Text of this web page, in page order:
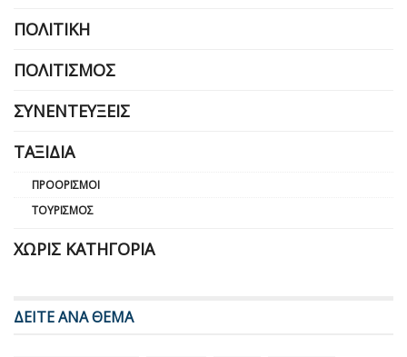
ΠΟΛΙΤΙΚΉ
ΠΟΛΙΤΙΣΜΌΣ
ΣΥΝΕΝΤΕΎΞΕΙΣ
ΤΑΞΊΔΙΑ
ΠΡΟΟΡΙΣΜΟΊ
ΤΟΥΡΙΣΜΌΣ
ΧΩΡΊΣ ΚΑΤΗΓΟΡΊΑ
ΔΕΙΤΕ ΑΝΑ ΘΕΜΑ